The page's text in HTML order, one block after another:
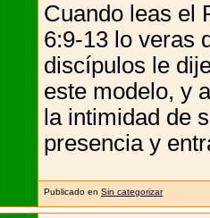
Cuando leas el
6:9-13 lo veras
discípulos le
este modelo, y
la intimidad de
presencia y
Publicado en Sin categorizar